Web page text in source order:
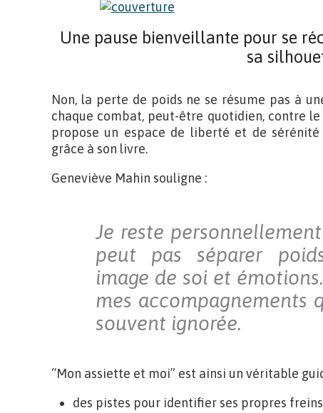
Une pause bienveillante pour se
sa
Non, la perte de poids ne se résume pas à
chaque combat, peut-être quotidien, contre
propose un espace de liberté et de
grâce à son livre.
Geneviève Mahin souligne :
Je reste
peut pas séparer
image de soi et
mes accompagnements
souvent ignorée.
“Mon assiette et moi” est ainsi un véritable
des pistes pour identifier ses propres